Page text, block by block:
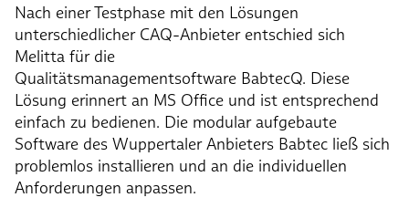
Nach einer Testphase mit den Lösungen
unterschiedlicher CAQ-Anbieter entschied sich
Melitta für die
Qualitätsmanagementsoftware BabtecQ. Diese
Lösung erinnert an MS Office und ist entsprechend
einfach zu bedienen. Die modular aufgebaute
Software des Wuppertaler Anbieters Babtec ließ sich
problemlos installieren und an die individuellen
Anforderungen anpassen.